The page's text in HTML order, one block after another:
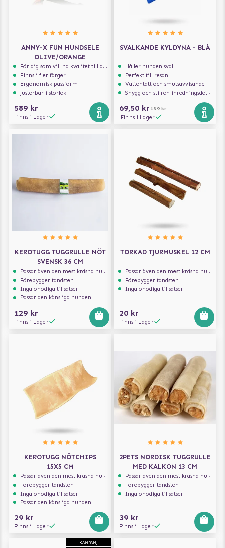
ANNY-X FUN HUNDSELE
OLIVE/ORANGE
För dig som vill ha kvalitet till din hund!
Finns i fler färger
Ergonomisk passform
Justerbar i storlek
589 kr
Finns i Lager
SVALKANDE KYLDYNA - BLÅ
Håller hunden sval
Perfekt till resan
Vattentätt och smutsavvisande
Snygg och stilren inredningsdetalj
69,50 kr 139 kr
Finns i Lager
KEROTUGG TUGGRULLE NÖT
SVENSK 36 CM
Passar även den mest kräsna hunden
Förebygger tandsten
Inga onödiga tillsatser
Passar den känsliga hunden
129 kr
Finns i Lager
TORKAD TJURMUSKEL 12 CM
Passar även den mest kräsna hunden
Förebygger tandsten
Inga onödiga tillsatser
20 kr
Finns i Lager
KEROTUGG NÖTCHIPS
15X5 CM
Passar även den mest kräsna hunden
Förebygger tandsten
Inga onödiga tillsatser
Passar den känsliga hunden
29 kr
Finns i Lager
2PETS NORDISK TUGGRULLE
MED KALKON 13 CM
Passar även den mest kräsna hunden
Förebygger tandsten
Inga onödiga tillsatser
39 kr
Finns i Lager
KAMPANJ